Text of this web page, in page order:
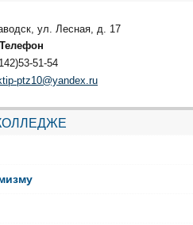
ул. Лесная, д. 17
Телефон
51-54
ptz10@yandex.ru